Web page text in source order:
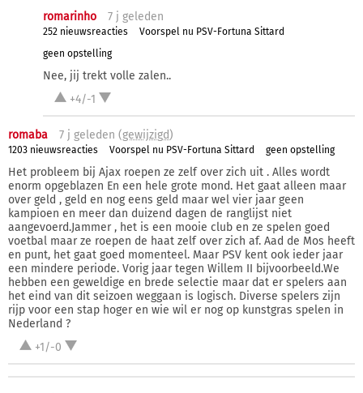
romarinho 7 j geleden
252 nieuwsreacties
Voorspel nu PSV-Fortuna Sittard
geen opstelling
Nee, jij trekt volle zalen..
+4/-1
romaba 7 j geleden (gewijzigd)
1203 nieuwsreacties Voorspel nu PSV-Fortuna Sittard geen opstelling
Het probleem bij Ajax roepen ze zelf over zich uit . Alles wordt
enorm opgeblazen En een hele grote mond. Het gaat alleen maar
over geld , geld en nog eens geld maar wel vier jaar geen
kampioen en meer dan duizend dagen de ranglijst niet
aangevoerd.Jammer , het is een mooie club en ze spelen goed
voetbal maar ze roepen de haat zelf over zich af. Aad de Mos heeft
en punt, het gaat goed momenteel. Maar PSV kent ook ieder jaar
een mindere periode. Vorig jaar tegen Willem II bijvoorbeeld.We
hebben een geweldige en brede selectie maar dat er spelers aan
het eind van dit seizoen weggaan is logisch. Diverse spelers zijn
rijp voor een stap hoger en wie wil er nog op kunstgras spelen in
Nederland ?
+1/-0